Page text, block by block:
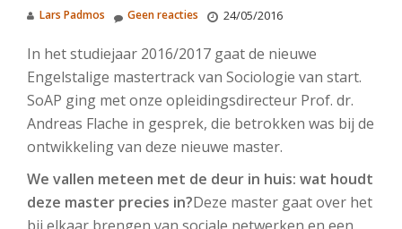
Lars Padmos 24/05/2016
Geen reacties
In het studiejaar 2016/2017 gaat de nieuwe
Engelstalige mastertrack van Sociologie van start.
SoAP ging met onze opleidingsdirecteur Prof. dr.
Andreas Flache in gesprek, die betrokken was bij de
ontwikkeling van deze nieuwe master.
We vallen meteen met de deur in huis: wat houdt
deze master precies in?Deze master gaat over het